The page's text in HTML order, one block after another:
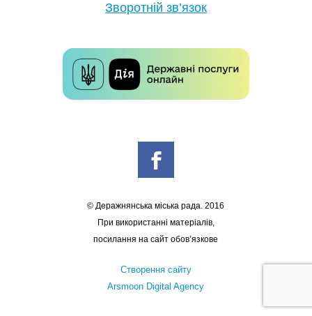
Зворотній зв’язок
© Деражнянська міська рада. 2016
При використанні матеріалів,
посилання на сайт обов’язкове
Створення сайту
Arsmoon Digital Agency